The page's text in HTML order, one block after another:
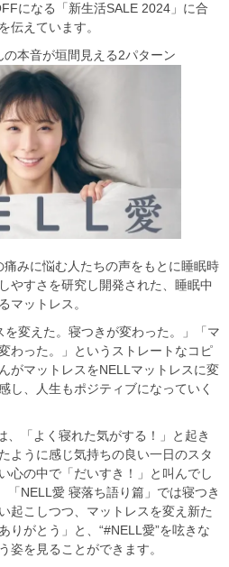
になる「新生活SALE 2024」に合
伝えています。
本音が垣間見える2パターン
みに悩む人たちの声をもとに睡眠時
やすさを研究し開発された、睡眠中
マットレス。
変えた。寝つきが変わった。」「マ
わった。」というストレートなコピ
がマットレスをNELLマットレスに変
し、人生もポジティブになっていく
、「よく寝れた気がする！」と起き
ように感じ気持ちの良い一日のスタ
心の中で「だいすき！」と叫んでし
「NELL愛 寝落ち語り篇」では寝つき
起こしつつ、マットレスを変え新た
りがとう」と、“#NELL愛”を呟きな
姿を見ることができます。